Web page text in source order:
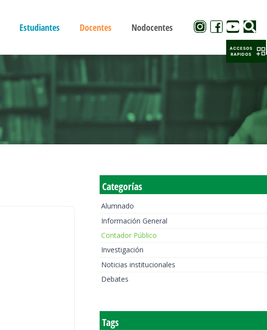
Estudiantes Docentes Nodocentes
Categorías
Alumnado
Información General
Contador Público
Investigación
Noticias institucionales
Debates
Tags
ACCESOS
RAPIDOS